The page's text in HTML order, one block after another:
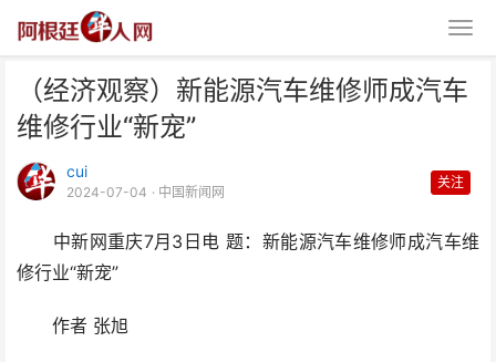
（经济观察）新能源汽车维修师成汽车
维修行业“新宠”
cui
2024-07-04 · 中国新闻网
关注
中新网重庆7月3日电 题：新能源汽车维修师成汽车维
修行业“新宠”
作者 张旭
（经济观察）新能源汽车维修师成